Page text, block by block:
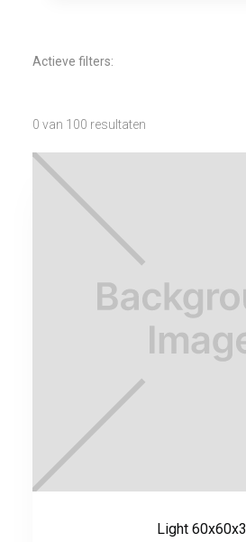
Kleur
Toepassing
Actieve filters:
0 van 100 resultaten
Light 60x60x3